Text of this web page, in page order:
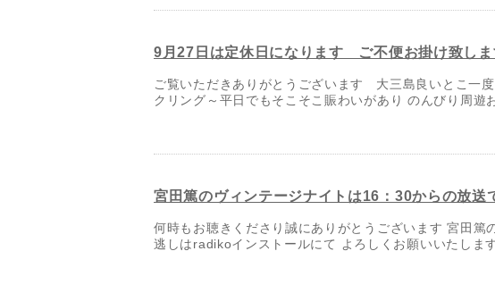
9月27日は定休日になります ご不便お掛け致しま
ご覧いただきありがとうございます 大三島良いとこ一
クリング～平日でもそこそこ賑わいがあり のんびり周遊
宮田篤のヴィンテージナイトは16：30からの放送
何時もお聴きくださり誠にありがとうございます 宮田
逃しはradikoインストールにて よろしくお願いいたし